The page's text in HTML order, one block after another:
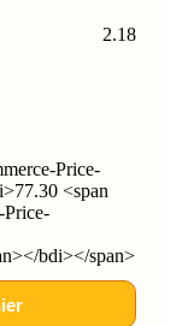
2.18
Price-
<span
Price-
bdi></span>